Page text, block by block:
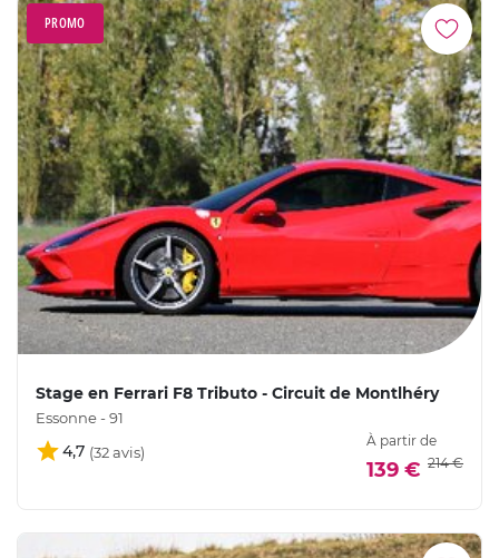
PROMO
Stage en Ferrari F8 Tributo - Circuit de Montlhéry
Essonne - 91
4,7
À partir de
139 € 214 €